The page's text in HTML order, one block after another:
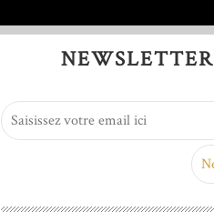
NEWSLETTER